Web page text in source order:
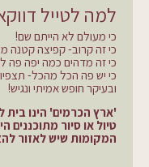
למה לטייל
כי מעולם לא הייתם שם!
כי זה קרוב- קפיצה קטנה
כי זה מדהים כמה יפה פה
כי יש פה הכל מהכל-
ובעיקר חופש אמיתי ונגיש!
'ארץ הכרמים' הינו בית
טיול או סיור
המקומות שיש לאזור